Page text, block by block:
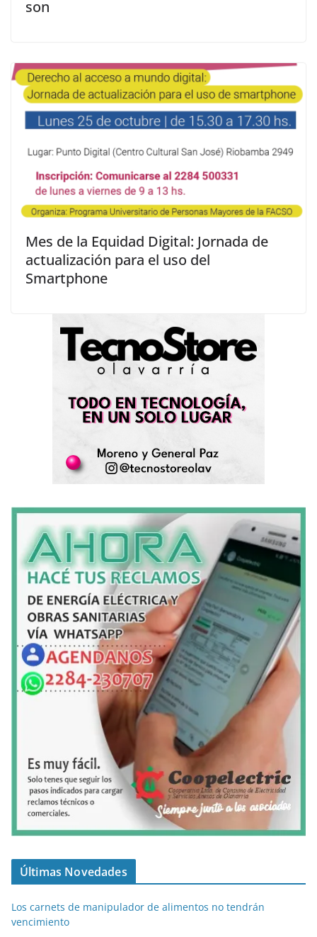
son
Mes de la Equidad Digital: Jornada de
actualización para el uso del
Smartphone
Últimas Novedades
Los carnets de manipulador de alimentos no tendrán
vencimiento